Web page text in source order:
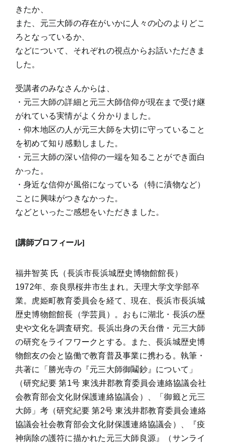
きたか、
また、元三大師の存在がいかに人々の心のよりどこ
ろとなっているか、
などについて、それぞれの視点からお話いただきま
した。
受講者のみなさんからは、
・元三大師の詳細と元三大師信仰が現在まで受け継
がれている実情がよく分かりました。
・仰木地区の人が元三大師を大切に守っていること
を初めて知り感動しました。
・元三大師の深い信仰の一端を知ることができ面白
かった。
・身近な信仰が風俗になっている（特に漬物など）
ことに興味がつきなかった。
などといったご感想をいただきました。
[講師プロフィール]
福井智英 氏（長浜市長浜城歴史博物館館長）
1972年、奈良県桜井市生まれ。天理大学文学部卒
業。虎姫町教育委員会を経て、現在、長浜市長浜城
歴史博物館館長（学芸員）。おもに湖北・長浜の歴
史や文化を調査研究。長浜出身の天台僧・元三大師
の研究をライフワークとする。また、長浜城歴史博
物館友の会と協働で教育普及事業に携わる。執筆・
共著に「勝光寺の『元三大師御鬮鈔』について」
（研究紀要 第1号 東浅井郡教育委員会連絡協議会社
会教育部会文化財保護連絡協議会）、「御籤と元三
大師」考（研究紀要 第2号 東浅井郡教育委員会連絡
協議会社会教育部会文化財保護連絡協議会）、『疫
神病除の護符に描かれた元三大師良源』（サンライ